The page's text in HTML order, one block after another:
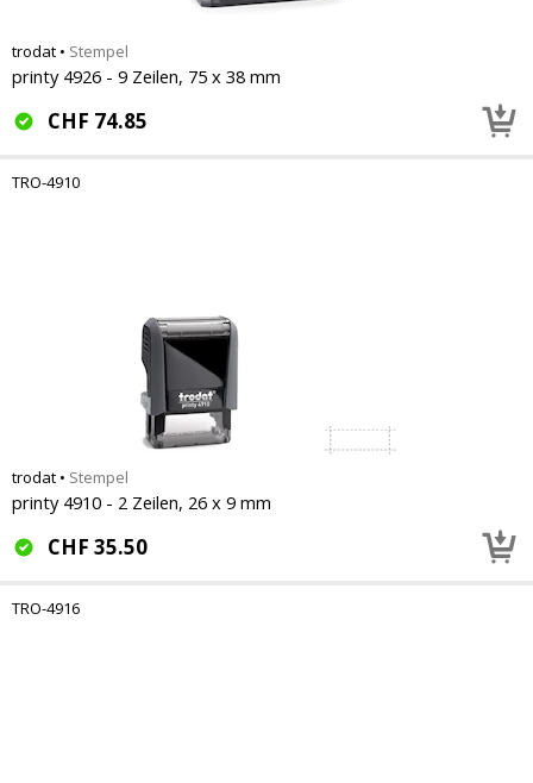
trodat • Stempel
printy 4926 - 9 Zeilen, 75 x 38 mm
CHF 74.85
TRO-4910
trodat • Stempel
printy 4910 - 2 Zeilen, 26 x 9 mm
CHF 35.50
TRO-4916